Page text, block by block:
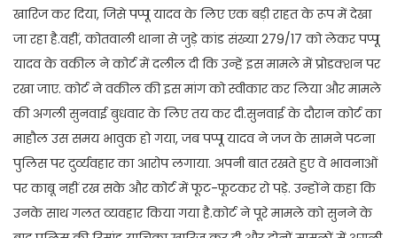
खारिज कर दिया, जिसे पप्पू यादव के लिए एक बड़ी राहत के रूप में देखा
जा रहा है.वहीं, कोतवाली थाना से जुड़े कांड संख्या 279/17 को लेकर पप्पू
यादव के वकील ने कोर्ट में दलील दी कि उन्हें इस मामले में प्रोडक्शन पर
रखा जाए. कोर्ट ने वकील की इस मांग को स्वीकार कर लिया और मामले
की अगली सुनवाई बुधवार के लिए तय कर दी.सुनवाई के दौरान कोर्ट का
माहौल उस समय भावुक हो गया, जब पप्पू यादव ने जज के सामने पटना
पुलिस पर दुर्व्यवहार का आरोप लगाया. अपनी बात रखते हुए वे भावनाओं
पर काबू नहीं रख सके और कोर्ट में फूट-फूटकर रो पड़े. उन्होंने कहा कि
उनके साथ गलत व्यवहार किया गया है.कोर्ट ने पूरे मामले को सुनने के